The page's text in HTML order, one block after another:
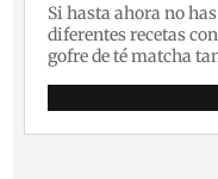
Si hasta ahora no
diferentes recetas
gofre de té matcha